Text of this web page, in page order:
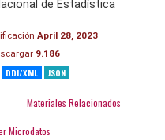
de Estadística
April 28, 2023
9.186
DDI/XML JSON
Materiales Relacionados
Microdatos